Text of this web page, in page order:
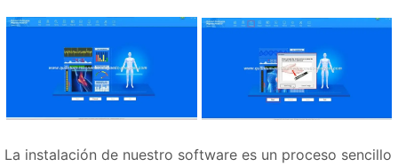
La instalación de nuestro software es un proceso sencillo